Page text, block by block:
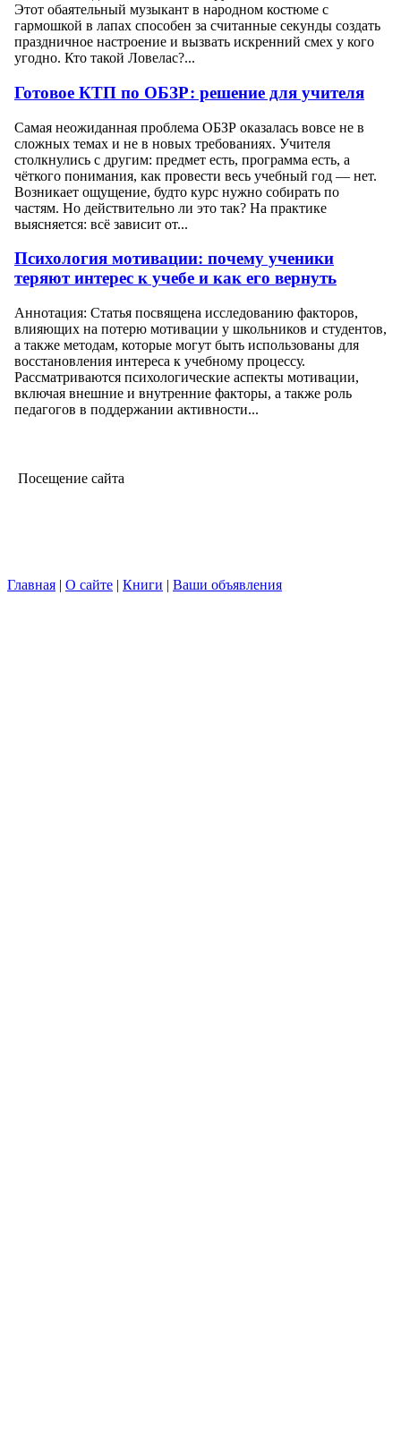
Этот обаятельный музыкант в народном костюме с
гармошкой в лапах способен за считанные секунды создать
праздничное настроение и вызвать искренний смех у кого
угодно. Кто такой Ловелас?...
Готовое КТП по ОБЗР: решение для учителя
Самая неожиданная проблема ОБЗР оказалась вовсе не в
сложных темах и не в новых требованиях. Учителя
столкнулись с другим: предмет есть, программа есть, а
чёткого понимания, как провести весь учебный год — нет.
Возникает ощущение, будто курс нужно собирать по
частям. Но действительно ли это так? На практике
выясняется: всё зависит от...
Психология мотивации: почему ученики
теряют интерес к учебе и как его вернуть
Аннотация: Статья посвящена исследованию факторов,
влияющих на потерю мотивации у школьников и студентов,
а также методам, которые могут быть использованы для
восстановления интереса к учебному процессу.
Рассматриваются психологические аспекты мотивации,
включая внешние и внутренние факторы, а также роль
педагогов в поддержании активности...
Посещение сайта
Главная | О сайте | Книги | Ваши объявления